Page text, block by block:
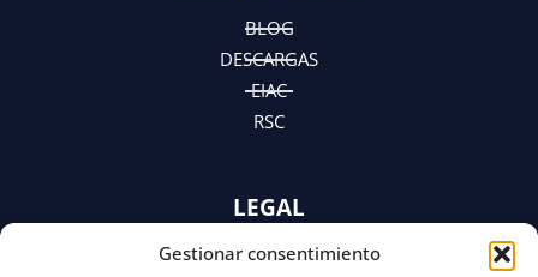
Gestionar consentimiento
m
BLOG
DESCARGAS
EIAC
RSC
LEGAL
AVISO LEGAL